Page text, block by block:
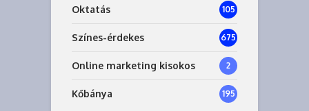
Oktatás 105
Színes-érdekes 675
Online marketing kisokos 2
Kőbánya 195